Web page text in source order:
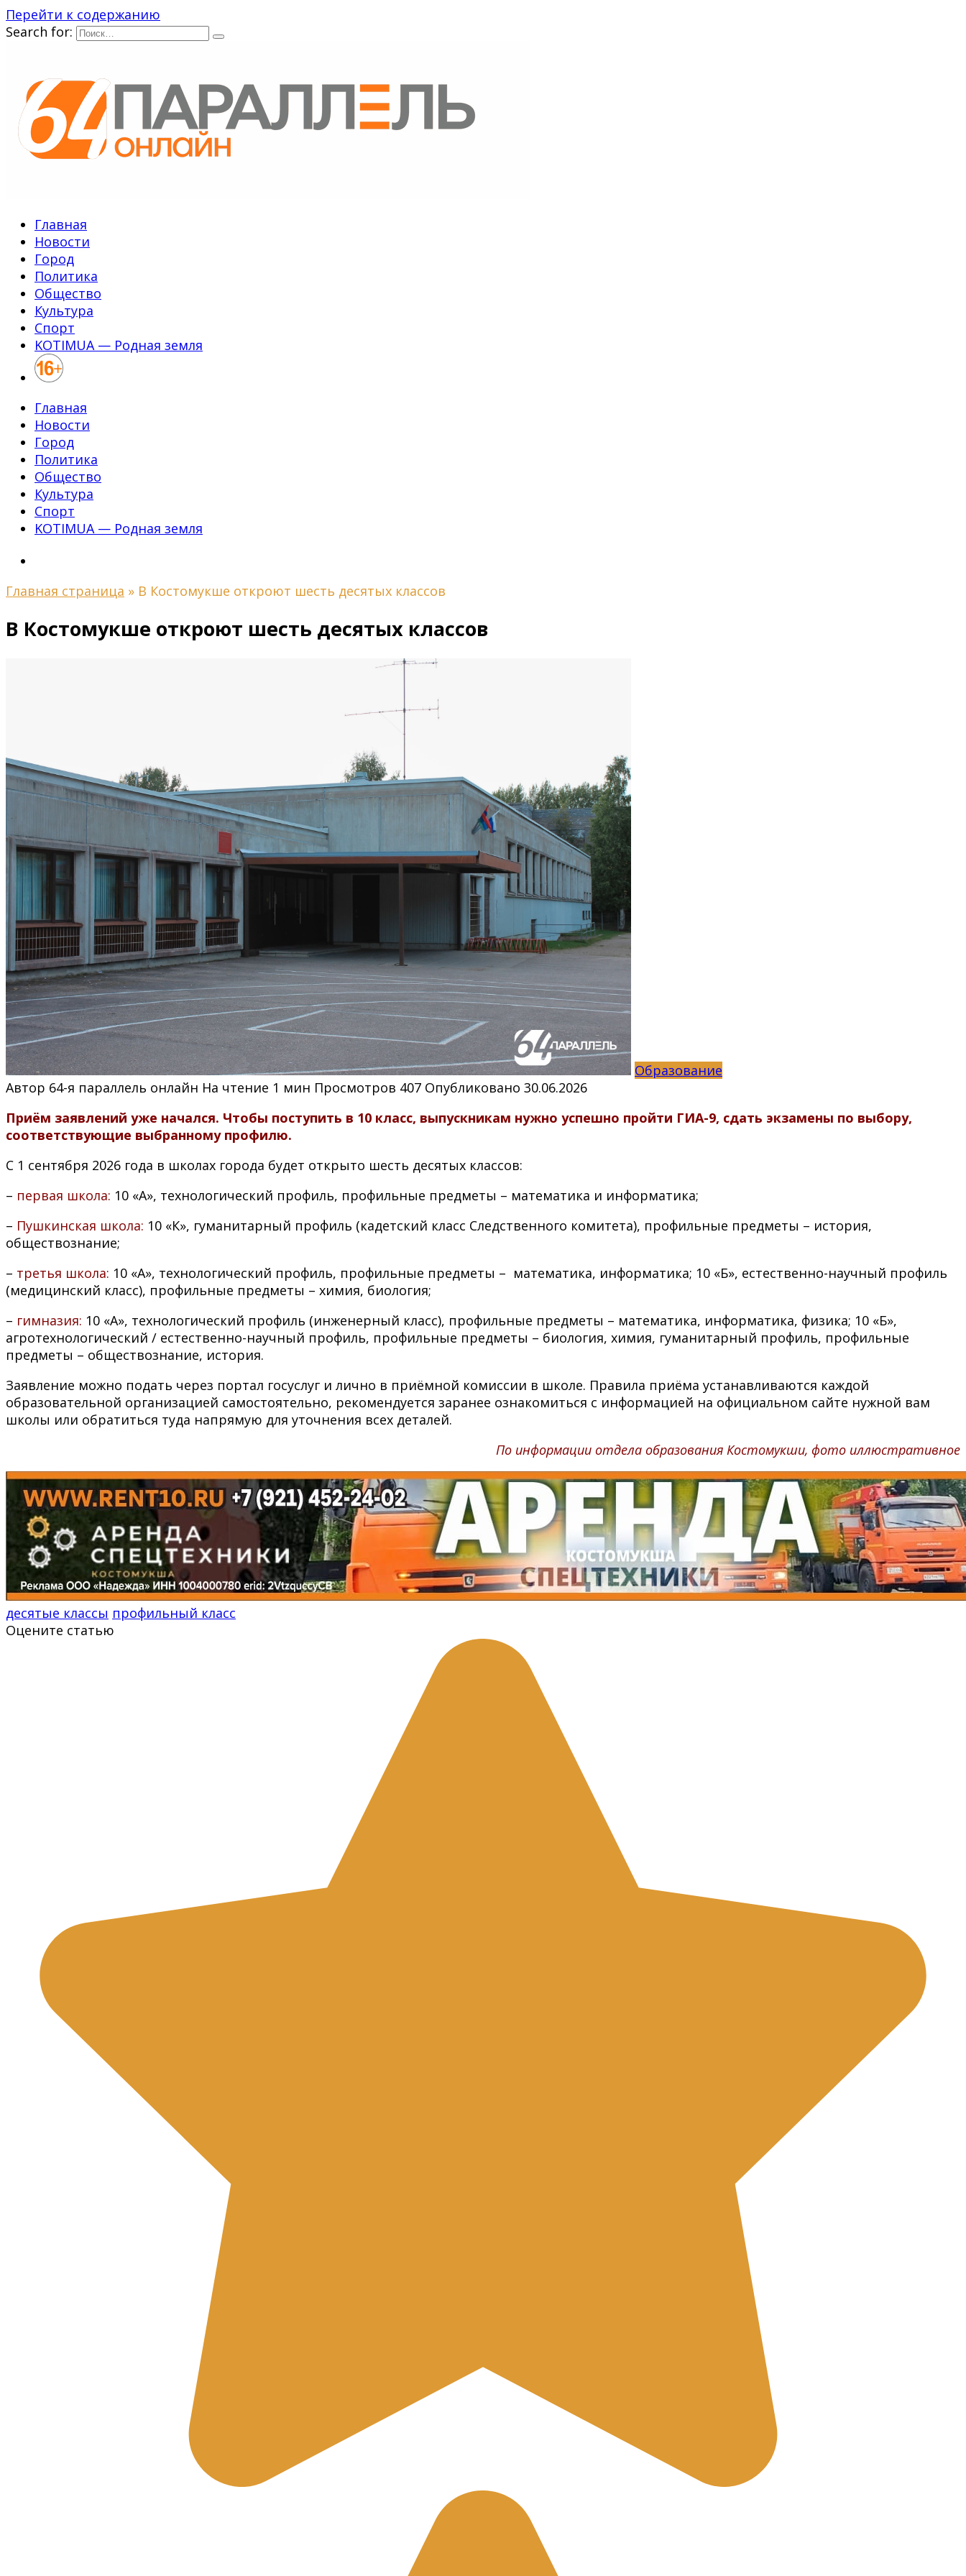
Перейти к содержанию
Search for:
Главная
Новости
Город
Политика
Общество
Культура
Спорт
KOTIMUA — Родная земля
Главная
Новости
Город
Политика
Общество
Культура
Спорт
KOTIMUA — Родная земля
Главная страница » В Костомукше откроют шесть десятых классов
В Костомукше откроют шесть десятых классов
Образование
Автор 64-я параллель онлайн На чтение 1 мин Просмотров 407 Опубликовано 30.06.2026
Приём заявлений уже начался. Чтобы поступить в 10 класс, выпускникам нужно успешно пройти ГИА-9, сдать экзамены по выбору,
соответствующие выбранному профилю.
С 1 сентября 2026 года в школах города будет открыто шесть десятых классов:
– первая школа: 10 «А», технологический профиль, профильные предметы – математика и информатика;
– Пушкинская школа: 10 «К», гуманитарный профиль (кадетский класс Следственного комитета), профильные предметы – история,
обществознание;
– третья школа: 10 «А», технологический профиль, профильные предметы – математика, информатика; 10 «Б», естественно-научный профиль
(медицинский класс), профильные предметы – химия, биология;
– гимназия: 10 «А», технологический профиль (инженерный класс), профильные предметы – математика, информатика, физика; 10 «Б»,
агротехнологический / естественно-научный профиль, профильные предметы – биология, химия, гуманитарный профиль, профильные
предметы – обществознание, история.
Заявление можно подать через портал госуслуг и лично в приёмной комиссии в школе. Правила приёма устанавливаются каждой
образовательной организацией самостоятельно, рекомендуется заранее ознакомиться с информацией на официальном сайте нужной вам
школы или обратиться туда напрямую для уточнения всех деталей.
По информации отдела образования Костомукши, фото иллюстративное
десятые классы профильный класс
Оцените статью